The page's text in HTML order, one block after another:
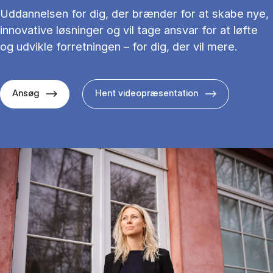
Uddannelsen for dig, der brænder for at skabe nye,
innovative løsninger og vil tage ansvar for at løfte
og udvikle forretningen – for dig, der vil mere.
Ansøg Hent videopræsentation